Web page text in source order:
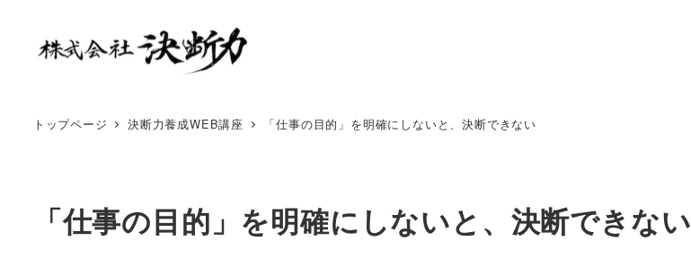
トップページ 決断力養成WEB講座 「仕事の目的」を明確にしないと、決断できない
「仕事の目的」を明確にしないと、決断できない